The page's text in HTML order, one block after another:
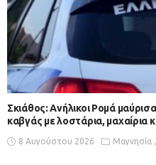
Σκιάθος: Ανήλικοι Ρομά
καβγάς με λοστάρια, μαχαίρια
8 Αυγούστου 2026 Μαγνησία